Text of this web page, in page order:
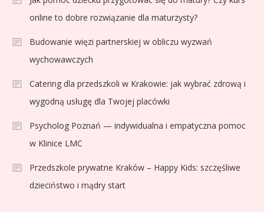
online to dobre rozwiązanie dla maturzysty?
Budowanie więzi partnerskiej w obliczu wyzwań
wychowawczych
Catering dla przedszkoli w Krakowie: jak wybrać zdrową i
wygodną usługę dla Twojej placówki
Psycholog Poznań — indywidualna i empatyczna pomoc
w Klinice LMC
Przedszkole prywatne Kraków – Happy Kids: szczęśliwe
dzieciństwo i mądry start